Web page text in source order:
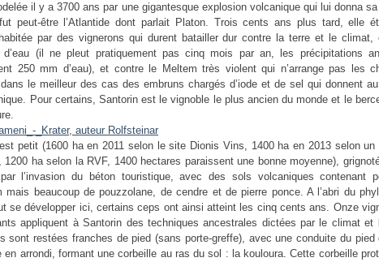
il y a 3700 ans par une gigantesque explosion volcanique qui lui donna
peut-être l’Atlantide dont parlait Platon. Trois cents ans plus tard, elle
par des vignerons qui durent batailler dur contre la terre et le climat,
d’eau (il ne pleut pratiquement pas cinq mois par an, les précipitations
250 mm d’eau), et contre le Meltem très violent qui n’arrange pas les
le meilleur des cas des embruns chargés d’iode et de sel qui donnent
Pour certains, Santorin est le vignoble le plus ancien du monde et le
petit (1600 ha en 2011 selon le site Dionis Vins, 1400 ha en 2013 selon un
1200 ha selon la RVF, 1400 hectares paraissent une bonne moyenne),
l’invasion du béton touristique, avec des sols volcaniques contenant
mais beaucoup de pouzzolane, de cendre et de pierre ponce. A l’abri du
se développer ici, certains ceps ont ainsi atteint les cinq cents ans. Onze
appliquent à Santorin des techniques ancestrales dictées par le climat et
sont restées franches de pied (sans porte-greffe), avec une conduite du pied
en arrondi, formant une corbeille au ras du sol : la kouloura. Cette corbeille